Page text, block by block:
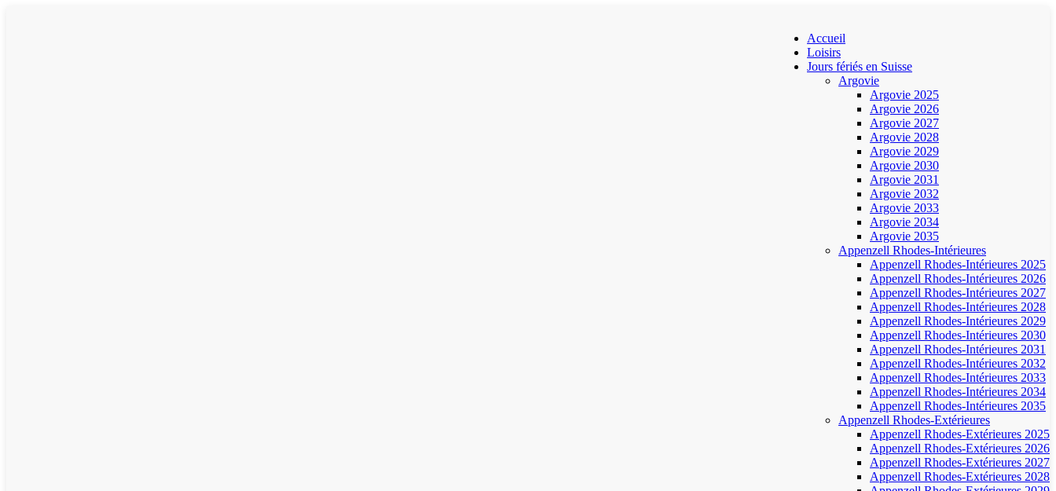
Accueil
Loisirs
Jours fériés en Suisse
Argovie
Argovie 2025
Argovie 2026
Argovie 2027
Argovie 2028
Argovie 2029
Argovie 2030
Argovie 2031
Argovie 2032
Argovie 2033
Argovie 2034
Argovie 2035
Appenzell Rhodes-Intérieures
Appenzell Rhodes-Intérieures 2025
Appenzell Rhodes-Intérieures 2026
Appenzell Rhodes-Intérieures 2027
Appenzell Rhodes-Intérieures 2028
Appenzell Rhodes-Intérieures 2029
Appenzell Rhodes-Intérieures 2030
Appenzell Rhodes-Intérieures 2031
Appenzell Rhodes-Intérieures 2032
Appenzell Rhodes-Intérieures 2033
Appenzell Rhodes-Intérieures 2034
Appenzell Rhodes-Intérieures 2035
Appenzell Rhodes-Extérieures
Appenzell Rhodes-Extérieures 2025
Appenzell Rhodes-Extérieures 2026
Appenzell Rhodes-Extérieures 2027
Appenzell Rhodes-Extérieures 2028